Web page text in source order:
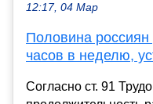
12:17, 04 Мар
Половина
часов в неделю,
Согласно ст. 91